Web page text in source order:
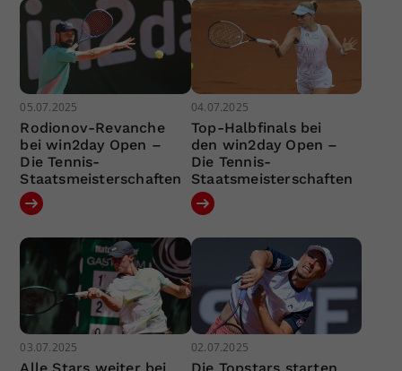
05.07.2025
Rodionov-Revanche
bei win2day Open –
Die Tennis-
Staatsmeisterschaften
04.07.2025
Top-Halbfinals bei
den win2day Open –
Die Tennis-
Staatsmeisterschaften
03.07.2025 02.07.2025